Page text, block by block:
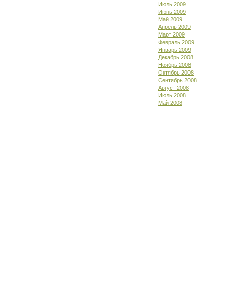
Июль 2009
Июнь 2009
Май 2009
Апрель 2009
Март 2009
Февраль 2009
Январь 2009
Декабрь 2008
Ноябрь 2008
Октябрь 2008
Сентябрь 2008
Август 2008
Июль 2008
Май 2008